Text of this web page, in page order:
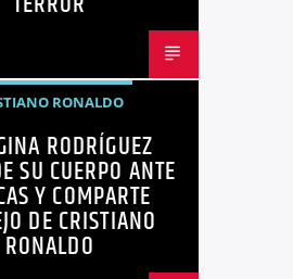
RONALDO
RODRÍGUEZ
SOCIALES
TRENDING VIRALES
RODRÍGUEZ
SU CUERPO ANTE
Y COMPARTE
DE CRISTIANO
RONALDO